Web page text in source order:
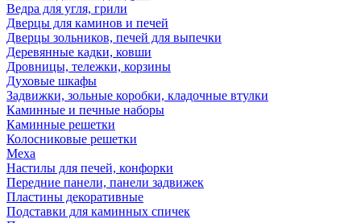
Ведра для угля, грили
Дверцы для каминов и печей
Дверцы зольников, печей для выпечки
Деревянные кадки, ковши
Дровницы, тележки, корзины
Духовые шкафы
Задвижки, зольные коробки, кладочные втулки
Каминные и печные наборы
Каминные решетки
Колосниковые решетки
Меха
Настилы для печей, конфорки
Передние панели, панели задвижек
Пластины декоративные
Подставки для каминных спичек